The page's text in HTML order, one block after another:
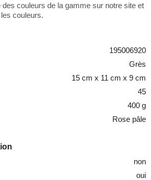
couleurs de la gamme sur notre site et
couleurs.
195006920
Grès
15 cm x 11 cm x 9 cm
45
400 g
Rose pâle
non
oui